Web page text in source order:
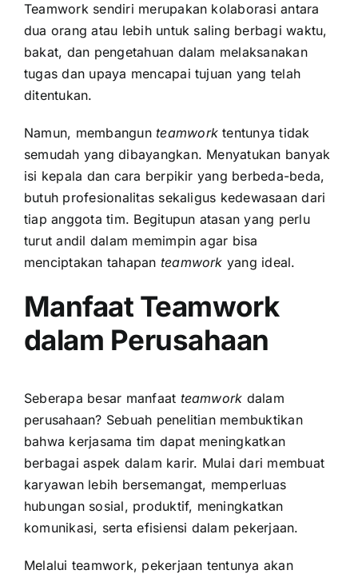
Teamwork sendiri merupakan kolaborasi antara
dua orang atau lebih untuk saling berbagi waktu,
bakat, dan pengetahuan dalam melaksanakan
tugas dan upaya mencapai tujuan yang telah
ditentukan.
Namun, membangunteamwork tentunya tidak
semudah yang dibayangkan. Menyatukan banyak
isi kepala dan cara berpikir yang berbeda-beda,
butuh profesionalitas sekaligus kedewasaan dari
tiap anggota tim. Begitupun atasan yang perlu
turut andil dalam memimpin agar bisa
menciptakan tahapan teamwork yang ideal.
Manfaat Teamwork
dalam Perusahaan
Seberapa besar manfaat teamwork dalam
perusahaan? Sebuah penelitian membuktikan
bahwa kerjasama tim dapat meningkatkan
berbagai aspek dalam karir. Mulai dari membuat
karyawan lebih bersemangat, memperluas
hubungan sosial, produktif, meningkatkan
komunikasi, serta efisiensi dalam pekerjaan.
Melalui teamwork, pekerjaan tentunya akan